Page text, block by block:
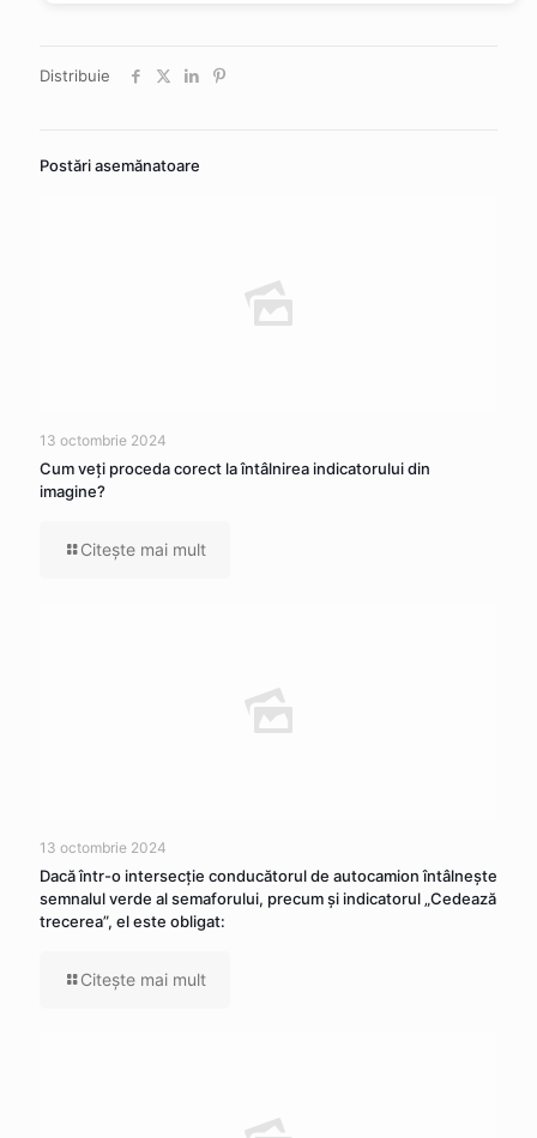
Distribuie
Postări asemănatoare
13 octombrie 2024
Cum veţi proceda corect la întâlnirea indicatorului din
imagine?
Citeşte mai mult
13 octombrie 2024
Dacă într-o intersecţie conducătorul de autocamion întâlneşte
semnalul verde al semaforului, precum şi indicatorul „Cedează
trecerea”, el este obligat:
Citeşte mai mult